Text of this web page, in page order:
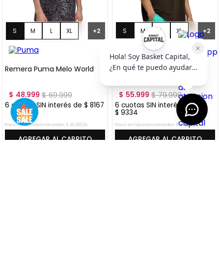
S M L XL
XXL
+2
Remera Puma Melo World
$ 48.999 $69.999
6 cuotas SIN interés de $ 8167
Precio sin impuestos nacionales: $ 40.495,04
AGREGAR AL CARRITO
S M L XL +2
Remera Puma Melo World I
$ 55.999 $79.999
6 cuotas SIN interés de
$ 9334
Precio sin impuestos nacionales: $46.280,17
AGREGAR AL CARRITO